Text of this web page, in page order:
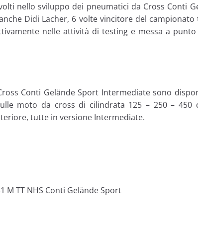
nello sviluppo dei pneumatici da Cross Conti
Didi Lacher, 6 volte vincitore del
nelle attività di testing e messa a
Conti Gelände Sport Intermediate sono
moto da cross di cilindrata 125 – 250 – 450
tutte in versione Intermediate.
M TT NHS Conti Gelände Sport